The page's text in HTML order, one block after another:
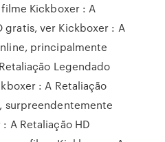
filme Kickboxer : A
gratis, ver Kickboxer : A
principalmente
Legendado
: A Retaliação
surpreendentemente
A Retaliação HD